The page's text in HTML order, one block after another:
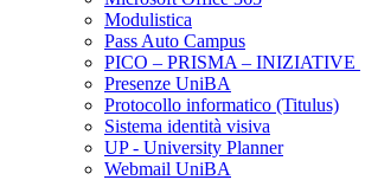
Modulistica
Pass Auto Campus
PICO – PRISMA – INIZIATIVE
Presenze UniBA
Protocollo informatico (Titulus)
Sistema identità visiva
UP - University Planner
Webmail UniBA